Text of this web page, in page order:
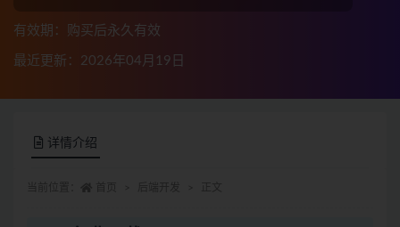
有效期：购买后永久有效
最近更新：2026年04月19日
详情介绍